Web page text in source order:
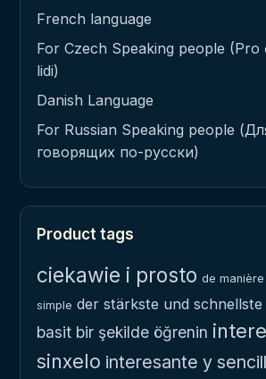
French language
For Czech Speaking people
lidi)
Danish Language
For Russian Speaking people
говорящих по-русски)
Product tags
ciekawie i prosto de
simple der stärkste und schnellste
basit bir şekilde öğrenin
sinxelo interesante y